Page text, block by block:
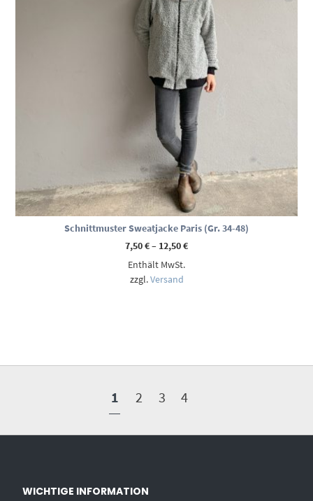
Schnittmuster Sweatjacke Paris (Gr. 34-48)
7,50€– 12,50€Preisspanne:
Enthält MwSt.
zzgl.Versand
1 2 3 4
WICHTIGE INFORMATION